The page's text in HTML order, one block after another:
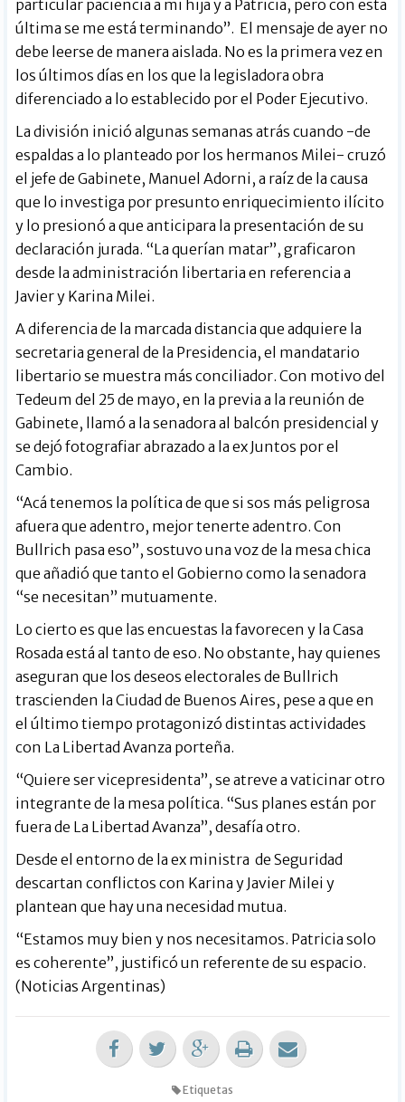
particular paciencia a mi hija y a Patricia, pero con esta
última se me está terminando”. El mensaje de ayer no
debe leerse de manera aislada. No es la primera vez en
los últimos días en los que la legisladora obra
diferenciado a lo establecido por el Poder Ejecutivo.
La división inició algunas semanas atrás cuando -de
espaldas a lo planteado por los hermanos Milei- cruzó
el jefe de Gabinete, Manuel Adorni, a raíz de la causa
que lo investiga por presunto enriquecimiento ilícito
y lo presionó a que anticipara la presentación de su
declaración jurada. “La querían matar”, graficaron
desde la administración libertaria en referencia a
Javier y Karina Milei.
A diferencia de la marcada distancia que adquiere la
secretaria general de la Presidencia, el mandatario
libertario se muestra más conciliador. Con motivo del
Tedeum del 25 de mayo, en la previa a la reunión de
Gabinete, llamó a la senadora al balcón presidencial y
se dejó fotografiar abrazado a la ex Juntos por el
Cambio.
“Acá tenemos la política de que si sos más peligrosa
afuera que adentro, mejor tenerte adentro. Con
Bullrich pasa eso”, sostuvo una voz de la mesa chica
que añadió que tanto el Gobierno como la senadora
“se necesitan” mutuamente.
Lo cierto es que las encuestas la favorecen y la Casa
Rosada está al tanto de eso. No obstante, hay quienes
aseguran que los deseos electorales de Bullrich
trascienden la Ciudad de Buenos Aires, pese a que en
el último tiempo protagonizó distintas actividades
con La Libertad Avanza porteña.
“Quiere ser vicepresidenta”, se atreve a vaticinar otro
integrante de la mesa política. “Sus planes están por
fuera de La Libertad Avanza”, desafía otro.
Desde el entorno de la ex ministra de Seguridad
descartan conflictos con Karina y Javier Milei y
plantean que hay una necesidad mutua.
“Estamos muy bien y nos necesitamos. Patricia solo
es coherente”, justificó un referente de su espacio.
(Noticias Argentinas)
Etiquetas